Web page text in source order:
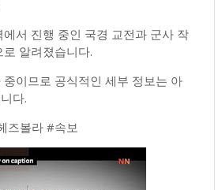
서 진행 중인 국경 교전과 군사 작
알려졌습니다.
이므로 공식적인 세부 정보는 아
다.
즈볼라 #속보